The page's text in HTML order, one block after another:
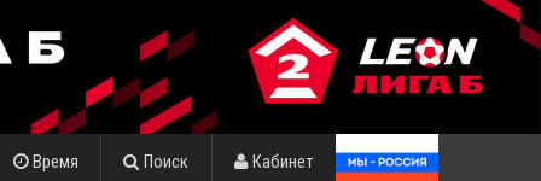
Время Поиск Кабинет